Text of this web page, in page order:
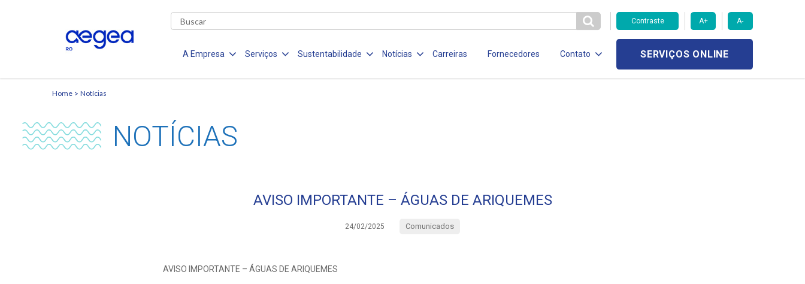
Contraste A+ A-
A Empresa Serviços Sustentabilidade Notícias Carreiras Fornecedores Contato SERVIÇOS ONLINE
Home Notícias
NOTÍCIAS
AVISO IMPORTANTE – ÁGUAS DE ARIQUEMES
24/02/2025 Comunicados
AVISO IMPORTANTE – ÁGUAS DE ARIQUEMES